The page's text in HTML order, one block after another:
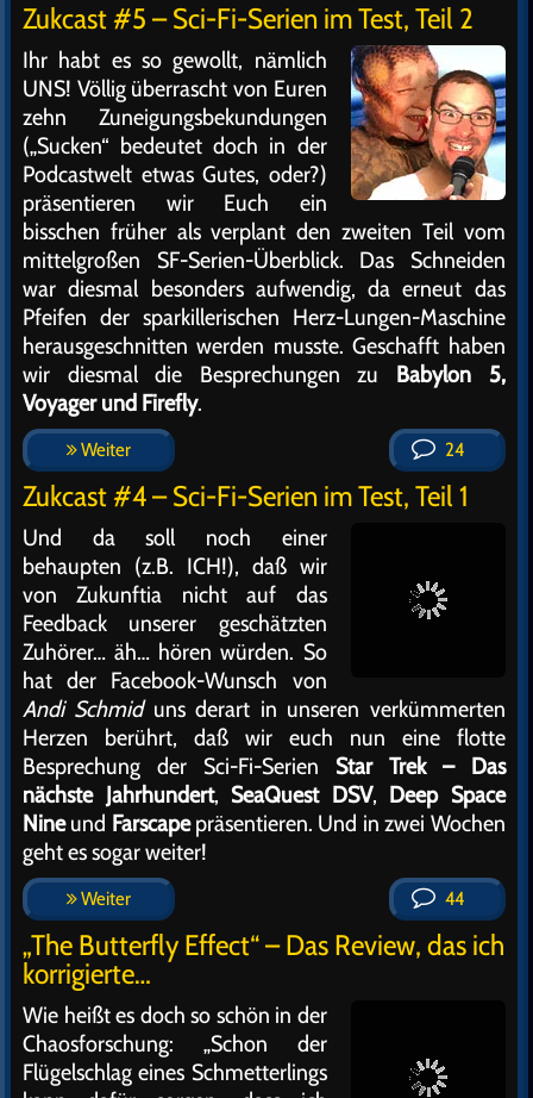
Zukcast #5 – Sci-Fi-Serien im Test, Teil 2
Ihr habt es so gewollt, nämlich
UNS! Völlig überrascht von Euren
zehn Zuneigungsbekundungen
(„Sucken“ bedeutet doch in der
Podcastwelt etwas Gutes, oder?)
präsentieren wir Euch ein
bisschen früher als verplant den zweiten Teil vom
mittelgroßen SF-Serien-Überblick. Das Schneiden
war diesmal besonders aufwendig, da erneut das
Pfeifen der sparkillerischen Herz-Lungen-Maschine
herausgeschnitten werden musste. Geschafft haben
wir diesmal die Besprechungen zu Babylon 5,
Voyager und Firefly.
Weiter 24
Zukcast #4 – Sci-Fi-Serien im Test, Teil 1
Und da soll noch einer
behaupten (z.B. ICH!), daß wir
von Zukunftia nicht auf das
Feedback unserer geschätzten
Zuhörer… äh… hören würden. So
hat der Facebook-Wunsch von
Andi Schmiduns derart in unseren verkümmerten
Herzen berührt, daß wir euch nun eine flotte
Besprechung der Sci-Fi-Serien Star Trek – Das
nächste Jahrhundert,SeaQuest DSV, Deep Space
Nineund Farscapepräsentieren. Und in zwei Wochen
geht es sogar weiter!
Weiter 44
„The Butterfly Effect“ – Das Review, das ich
korrigierte…
Wie heißt es doch so schön in der
Chaosforschung: „Schon der
Flügelschlag eines Schmetterlings